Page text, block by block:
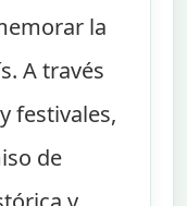
la
A través
festivales,
de